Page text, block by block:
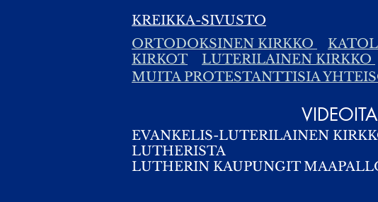
KREIKKA-SIVUSTO
ORTODOKSINEN KIRKKO
KIRKOT
LUTERILAINEN KIRKKO
MUITA PROTESTANTTISIA
EVANKELIS-LUTERILAINEN
LUTHERISTA
LUTHERIN KAUPUNGIT